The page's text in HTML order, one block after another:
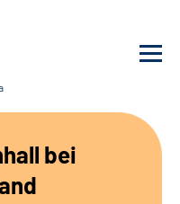
bei